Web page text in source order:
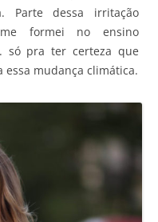
Parte dessa irritação
formei no ensino
só pra ter certeza que
essa mudança climática.